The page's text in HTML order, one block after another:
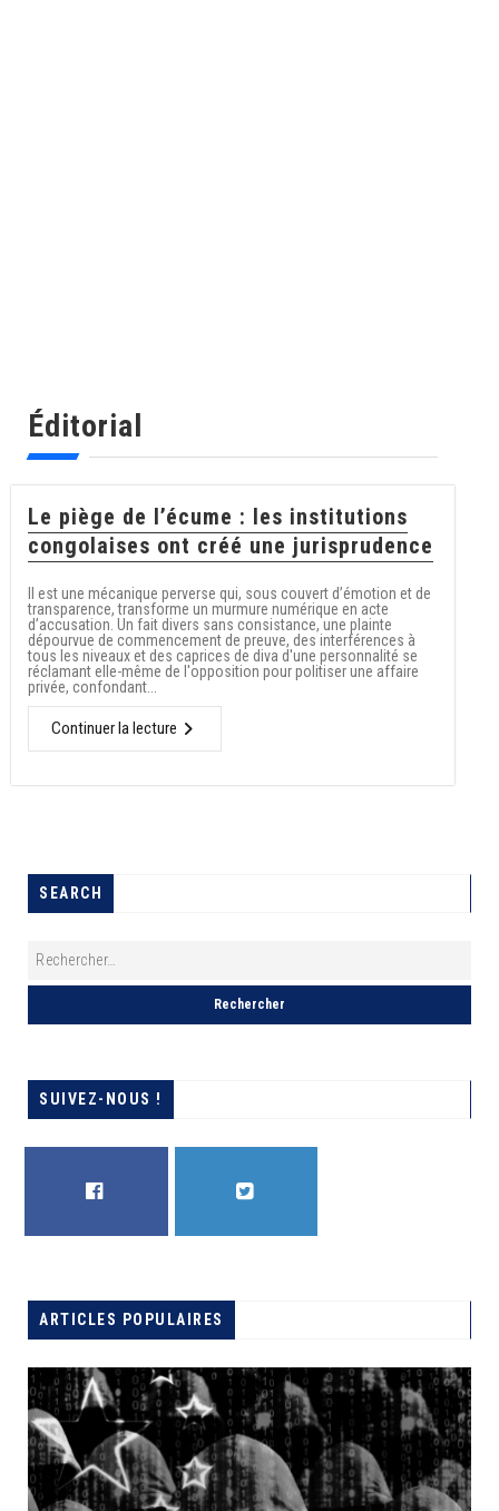
Éditorial
Le piège de l’écume : les institutions
congolaises ont créé une jurisprudence
Il est une mécanique perverse qui, sous couvert d’émotion et de
transparence, transforme un murmure numérique en acte
d’accusation. Un fait divers sans consistance, une plainte
dépourvue de commencement de preuve, des interférences à
tous les niveaux et des caprices de diva d'une personnalité se
réclamant elle-même de l'opposition pour politiser une affaire
privée, confondant...
Continuer la lecture
SEARCH
SUIVEZ-NOUS !
ARTICLES POPULAIRES